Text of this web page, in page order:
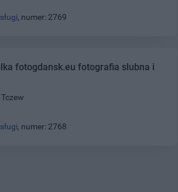
, numer: 2769
fotogdansk.eu fotografia slubna i
, numer: 2768